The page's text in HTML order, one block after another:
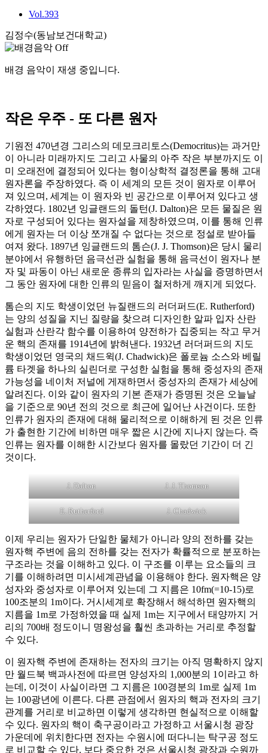
Vol.393
김정수(동남보건대학교)
배경 음악이 재생 중입니다.
작은 우주 ‐ 또 다른 원자
기원전 470년경 그리스의 데모크리토스(Democritus)는 과거만
이 아니라 미래까지도 그리고 사물의 아주 작은 부분까지도 이
미 오래전에 결정되어 있다는 형이상학적 결정론을 통해 고대
원자론을 주장하였다. 즉 이 세계의 모든 것이 원자로 이루어
져 있으며, 세계는 이 원자와 빈 공간으로 이루어져 있다고 생
각하였다. 1802년 잉글랜드의 돌턴(J. Dalton)은 모든 물질은 원
자로 구성되어 있다는 원자설을 제창하였으며, 이를 통해 인류
에게 원자는 더 이상 쪼개질 수 없다는 것으로 정설로 받아들
여져 왔다. 1897년 잉글랜드의 톰슨(J. J. Thomson)은 당시 물리
분야에서 유행하던 음극선관 실험을 통해 음극선이 원자나 분
자 및 파동이 아닌 새로운 종류의 입자라는 사실을 증명하면서
그 동안 원자에 대한 인류의 믿음이 철저하게 깨지게 되었다.
톰슨의 지도 학생이었던 뉴질랜드의 러더퍼드(E. Rutherford)
는 양의 성질을 지닌 질량을 찾으려 디자인한 알파 입자 산란
실험과 산란각 함수를 이용하여 양전하가 집중되는 작고 무거
운 핵의 존재를 1914년에 밝혀낸다. 1932년 러더퍼드의 지도
학생이었던 영국의 채드윅(J. Chadwick)은 폴로늄 소스와 베릴
륨 타겟을 하나의 실린더로 구성한 실험을 통해 중성자의 존재
가능성을 네이처 저널에 게재하면서 중성자의 존재가 세상에
알려진다. 이와 같이 원자의 기본 존재가 증명된 것은 오늘날
을 기준으로 90년 전의 것으로 최근에 일어난 사건이다. 또한
인류가 원자의 존재에 대해 물리적으로 이해하게 된 것은 인류
가 출현한 기간에 비하면 매우 짧은 시간에 지나지 않는다. 즉
인류는 원자를 이해한 시간보다 원자를 몰랐던 기간이 더 긴
것이다.
J. Dalton J. J. Thomson
E. Rutherford J. Chadwick
이제 우리는 원자가 단일한 물체가 아니라 양의 전하를 갖는
원자핵 주변에 음의 전하를 갖는 전자가 확률적으로 분포하는
구조라는 것을 이해하고 있다. 이 구조를 이루는 요소들의 크
기를 이해하려면 미시세계관념을 이용해야 한다. 원자핵은 양
성자와 중성자로 이루어져 있는데 그 지름은 10fm(=10-15)로
100조분의 1m이다. 거시세계로 확장해서 해석하면 원자핵의
지름을 1m로 가정하였을 때 실제 1m는 지구에서 태양까지 거
리의 700배 정도이니 명왕성을 훨씬 초과하는 거리로 추정할
수 있다.
이 원자핵 주변에 존재하는 전자의 크기는 아직 명확하지 않지
만 월드북 백과사전에 따르면 양성자의 1,000분의 1이라고 하
는데, 이것이 사실이라면 그 지름은 100경분의 1m로 실제 1m
는 100광년에 이른다. 다른 관점에서 원자의 핵과 전자의 크기
관계를 거리로 비교하면 이렇게 생각하면 현실적으로 이해할
수 있다. 원자의 핵이 축구공이라고 가정하고 서울시청 광장
가운데에 위치한다면 전자는 수원시에 떠다니는 탁구공 정도
로 비교할 수 있다. 보다 중요한 것은 서울시청 광장과 수원까